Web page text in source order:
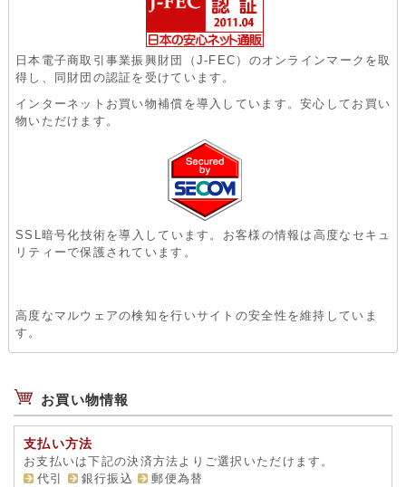
日本電子商取引事業振興財団（J-FEC）のオンラインマークを取
得し、同財団の認証を受けています。
インターネットお買い物補償を導入しています。安心してお買い
物いただけます。
SSL暗号化技術を導入しています。お客様の情報は高度なセキュ
リティーで保護されています。
高度なマルウェアの検知を行いサイトの安全性を維持していま
す。
お買い物情報
支払い方法
お支払いは下記の決済方法よりご選択いただけます。
代引
銀行振込
郵便為替